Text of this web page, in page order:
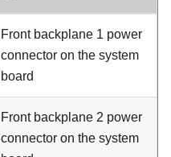
Front backplane 1 power
connector on the system
board
Front backplane 2 power
connector on the system